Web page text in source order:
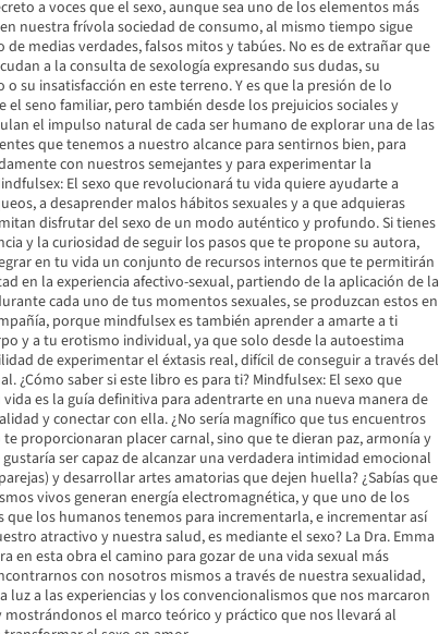
a voces que el sexo, aunque sea uno de los elementos más
nuestra frívola sociedad de consumo, al mismo tiempo sigue
medias verdades, falsos mitos y tabúes. No es de extrañar que
a la consulta de sexología expresando sus dudas, su
su insatisfacción en este terreno. Y es que la presión de lo
el seno familiar, pero también desde los prejuicios sociales y
el impulso natural de cada ser humano de explorar una de las
que tenemos a nuestro alcance para sentirnos bien, para
con nuestros semejantes y para experimentar la
El sexo que revolucionará tu vida quiere ayudarte a
a desaprender malos hábitos sexuales y a que adquieras
disfrutar del sexo de un modo auténtico y profundo. Si tienes
y la curiosidad de seguir los pasos que te propone su autora,
en tu vida un conjunto de recursos internos que te permitirán
en la experiencia afectivo-sexual, partiendo de la aplicación de la
cada uno de tus momentos sexuales, se produzcan estos en
porque mindfulsex es también aprender a amarte a ti
y a tu erotismo individual, ya que solo desde la autoestima
de experimentar el éxtasis real, difícil de conseguir a través del
¿Cómo saber si este libro es para ti? Mindfulsex: El sexo que
es la guía definitiva para adentrarte en una nueva manera de
y conectar con ella. ¿No sería magnífico que tus encuentros
proporcionaran placer carnal, sino que te dieran paz, armonía y
ser capaz de alcanzar una verdadera intimidad emocional
y desarrollar artes amatorias que dejen huella? ¿Sabías que
vivos generan energía electromagnética, y que uno de los
que los humanos tenemos para incrementarla, e incrementar así
atractivo y nuestra salud, es mediante el sexo? La Dra. Emma
en esta obra el camino para gozar de una vida sexual más
con nosotros mismos a través de nuestra sexualidad,
luz a las experiencias y los convencionalismos que nos marcaron
mostrándonos el marco teórico y práctico que nos llevará al